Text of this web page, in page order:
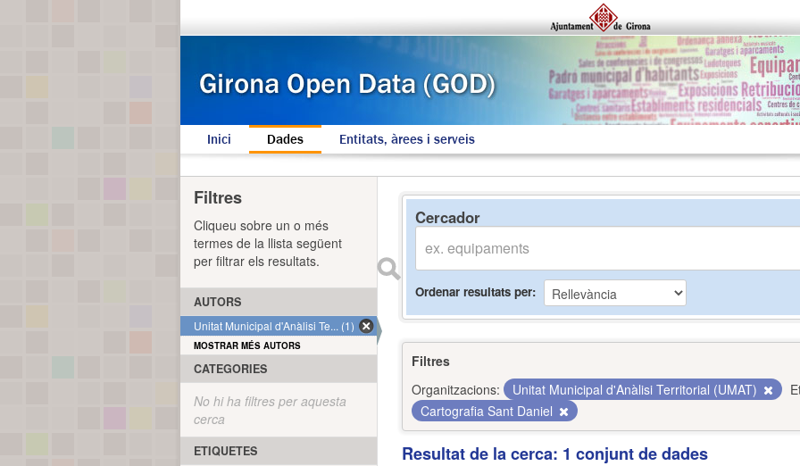
Inici Dades Entitats, àrees i serveis
Cercador
Ordenar resultats per
Filtres
Organitzacions:
Unitat Municipal d'Anàlisi Territorial (UMAT)
Cartografia Sant Daniel
Resultat de la cerca: 1 conjunt de dades
Filtres
Cliqueu sobre un o més
termes de la llista següent
per filtrar els resultats.
AUTORS
Unitat Municipal d'Anàlisi Te... (1)
MOSTRAR MÉS AUTORS
CATEGORIES
No hi ha filtres per aquesta
cerca
ETIQUETES